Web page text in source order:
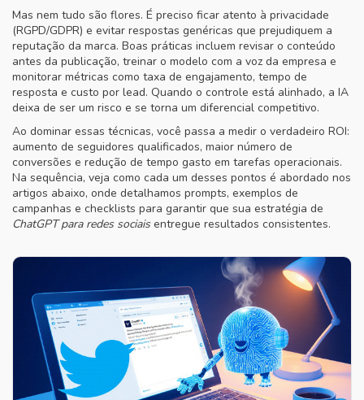
Mas nem tudo são flores. É preciso ficar atento à privacidade
(RGPD/GDPR) e evitar respostas genéricas que prejudiquem a
reputação da marca. Boas práticas incluem revisar o conteúdo
antes da publicação, treinar o modelo com a voz da empresa e
monitorar métricas como taxa de engajamento, tempo de
resposta e custo por lead. Quando o controle está alinhado, a IA
deixa de ser um risco e se torna um diferencial competitivo.
Ao dominar essas técnicas, você passa a medir o verdadeiro ROI:
aumento de seguidores qualificados, maior número de
conversões e redução de tempo gasto em tarefas operacionais.
Na sequência, veja como cada um desses pontos é abordado nos
artigos abaixo, onde detalhamos prompts, exemplos de
campanhas e checklists para garantir que sua estratégia de
ChatGPT para redes sociaisentregue resultados consistentes.